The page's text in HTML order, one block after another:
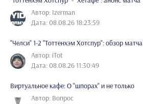
Автор: Izerman
Дата: 08.08.26 18:23:59
"Челси" 1-2 "Тоттенхэм Хотспур": обзор матча
Автор: iTot
Дата: 08.08.26 11:30:49
Виртуальное кафе: О "шпорах" и не только
Автор: Вопрос